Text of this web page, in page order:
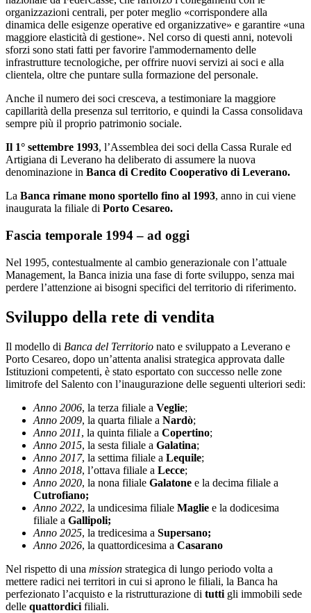
organizzazioni centrali, per poter meglio «corrispondere alla
dinamica delle esigenze operative ed organizzative» e garantire «una
maggiore elasticità di gestione». Nel corso di questi anni, notevoli
sforzi sono stati fatti per favorire l'ammodernamento delle
infrastrutture tecnologiche, per offrire nuovi servizi ai soci e alla
clientela, oltre che puntare sulla formazione del personale.
Anche il numero dei soci cresceva, a testimoniare la maggiore
capillarità della presenza sul territorio, e quindi la Cassa consolidava
sempre più il proprio patrimonio sociale.
Il 1° settembre 1993, l’Assemblea dei soci della Cassa Rurale ed
Artigiana di Leverano ha deliberato di assumere la nuova
denominazione in Banca di Credito Cooperativo di Leverano.
La Banca rimane mono sportello fino al 1993, anno in cui viene
inaugurata la filiale di Porto Cesareo.
Fascia temporale 1994 – ad oggi
Nel 1995, contestualmente al cambio generazionale con l’attuale
Management, la Banca inizia una fase di forte sviluppo, senza mai
perdere l’attenzione ai bisogni specifici del territorio di riferimento.
Sviluppo della rete di vendita
Il modello di Banca del Territorio nato e sviluppato a Leverano e
Porto Cesareo, dopo un’attenta analisi strategica approvata dalle
Istituzioni competenti, è stato esportato con successo nelle zone
limitrofe del Salento con l’inaugurazione delle seguenti ulteriori sedi:
Anno 2006, la terza filiale a Veglie;
Anno 2009, la quarta filiale a Nardò;
Anno 2011, la quinta filiale a Copertino;
Anno 2015, la sesta filiale a Galatina;
Anno 2017, la settima filiale a Lequile;
Anno 2018, l’ottava filiale a Lecce;
Anno 2020, la nona filiale Galatone e la decima filiale a
Cutrofiano;
Anno 2022, la undicesima filiale Maglie e la dodicesima
filiale a Gallipoli;
Anno 2025, la tredicesima a Supersano;
Anno 2026, la quattordicesima a Casarano
Nel rispetto di una mission strategica di lungo periodo volta a
mettere radici nei territori in cui si aprono le filiali, la Banca ha
perfezionato l’acquisto e la ristrutturazione di tutti gli immobili sede
delle quattordici filiali.